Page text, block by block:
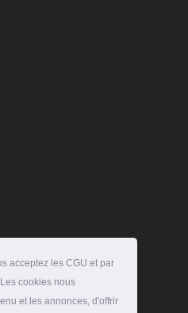
acceptez les CGU et par
cookies nous
et les annonces, d'offrir